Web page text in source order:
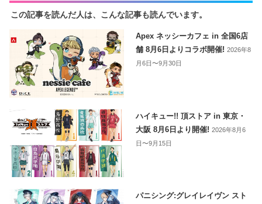
この記事を読んだ人は、こんな記事も読んでいます。
Apex ネッシーカフェ in 全国6店
舗 8月6日よりコラボ開催!2026年8
月6日〜9月30日
ハイキュー!! 頂ストア in 東京・
大阪 8月6日より開催!2026年8月6
日〜9月15日
パニシング:グレイレイヴン スト